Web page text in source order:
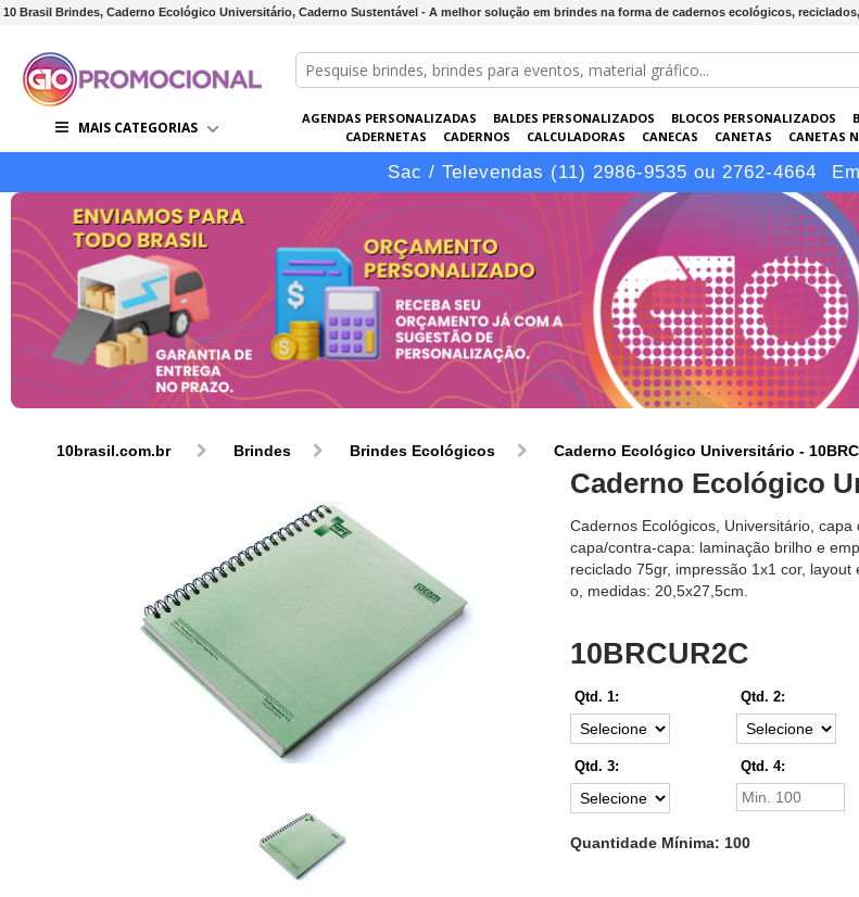
10 Brasil Brindes, Caderno Ecológico Universitário, Caderno Sustentável - A melhor solução em brindes na forma de cadernos ecológicos,
MAIS CATEGORIAS
AGENDAS PERSONALIZADAS BALDES PERSONALIZADOS BLOCOS PERSONALIZADOS
CADERNETAS
CADERNOS CALCULADORAS CANECAS CANETAS CANETAS
CONJUNTOS DE BRINDES
COPOS ELETRÔNICOS EMBALAGENS ESCRITÓRIO
Sac / Televendas (11) 2986-9535 ou 2762-4664
10brasil.com.br Brindes Brindes Ecológicos Caderno Ecológico Universitário -
Caderno Ecológico
Cadernos Ecológicos, Universitário,
capa/contra-capa: laminação brilho e
reciclado 75gr, impressão 1x1 cor,
o, medidas: 20,5x27,5cm.
10BRCUR2C
Qtd. 1: Qtd. 2:
Qtd. 3: Qtd. 4:
Quantidade Mínima: 100